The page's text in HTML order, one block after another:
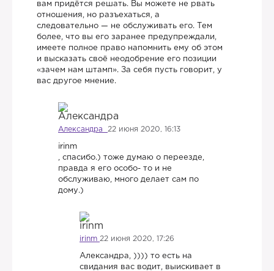
вам придётся решать. Вы можете не рвать
отношения, но разъехаться, а
следовательно — не обслуживать его. Тем
более, что вы его заранее предупреждали,
имеете полное право напомнить ему об этом
и высказать своё неодобрение его позиции
«зачем нам штамп». За себя пусть говорит, у
вас другое мнение.
Александра 22 июня 2020, 16:13
irinm
, спасибо.) тоже думаю о переезде,
правда я его особо- то и не
обслуживаю, много делает сам по
дому.)
irinm 22 июня 2020, 17:26
Александра, )))) то есть на
свидания вас водит, выискивает в